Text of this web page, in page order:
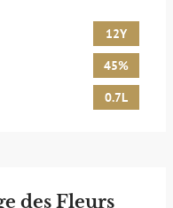
12Y
45%
0.7L
des Fleurs